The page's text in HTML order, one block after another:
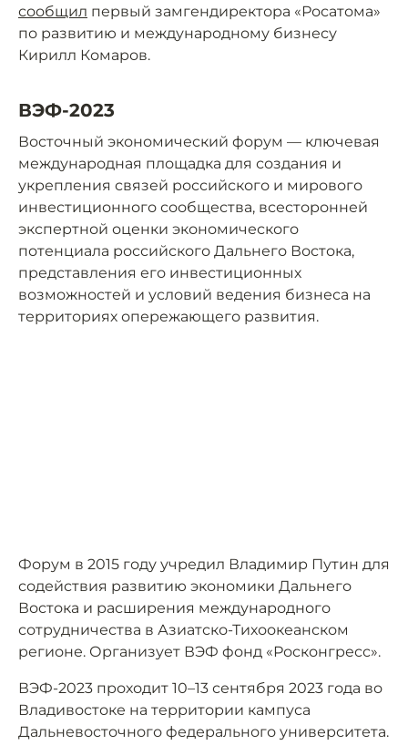
сообщил первый замгендиректора «Росатома»
по развитию и международному бизнесу
Кирилл Комаров.
ВЭФ-2023
Восточный экономический форум — ключевая
международная площадка для создания и
укрепления связей российского и мирового
инвестиционного сообщества, всесторонней
экспертной оценки экономического
потенциала российского Дальнего Востока,
представления его инвестиционных
возможностей и условий ведения бизнеса на
территориях опережающего развития.
Форум в 2015 году учредил Владимир Путин для
содействия развитию экономики Дальнего
Востока и расширения международного
сотрудничества в Азиатско-Тихоокеанском
регионе. Организует ВЭФ фонд «Росконгресс».
ВЭФ-2023 проходит 10–13 сентября 2023 года во
Владивостоке на территории кампуса
Дальневосточного федерального университета.